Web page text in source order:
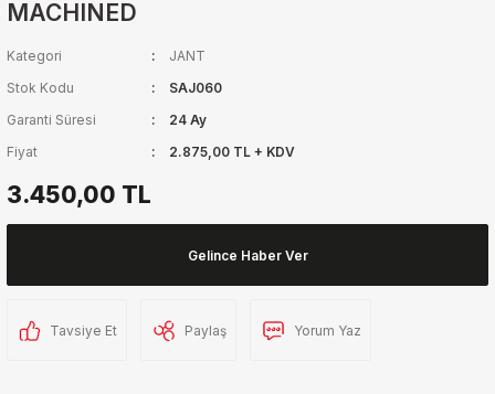
MACHINED
Kategori
JANT
Stok Kodu
SAJ060
Garanti Süresi
24 Ay
Fiyat
2.875,00 TL + KDV
3.450,00 TL
Gelince Haber Ver
Tavsiye Et Paylaş Yorum Yaz